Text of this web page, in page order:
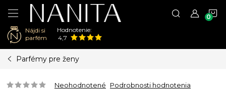
Nájdi si
parfém
Hodnotenie:
4,7
Parfémy pre ženy
Neohodnotené Podrobnosti hodnotenia